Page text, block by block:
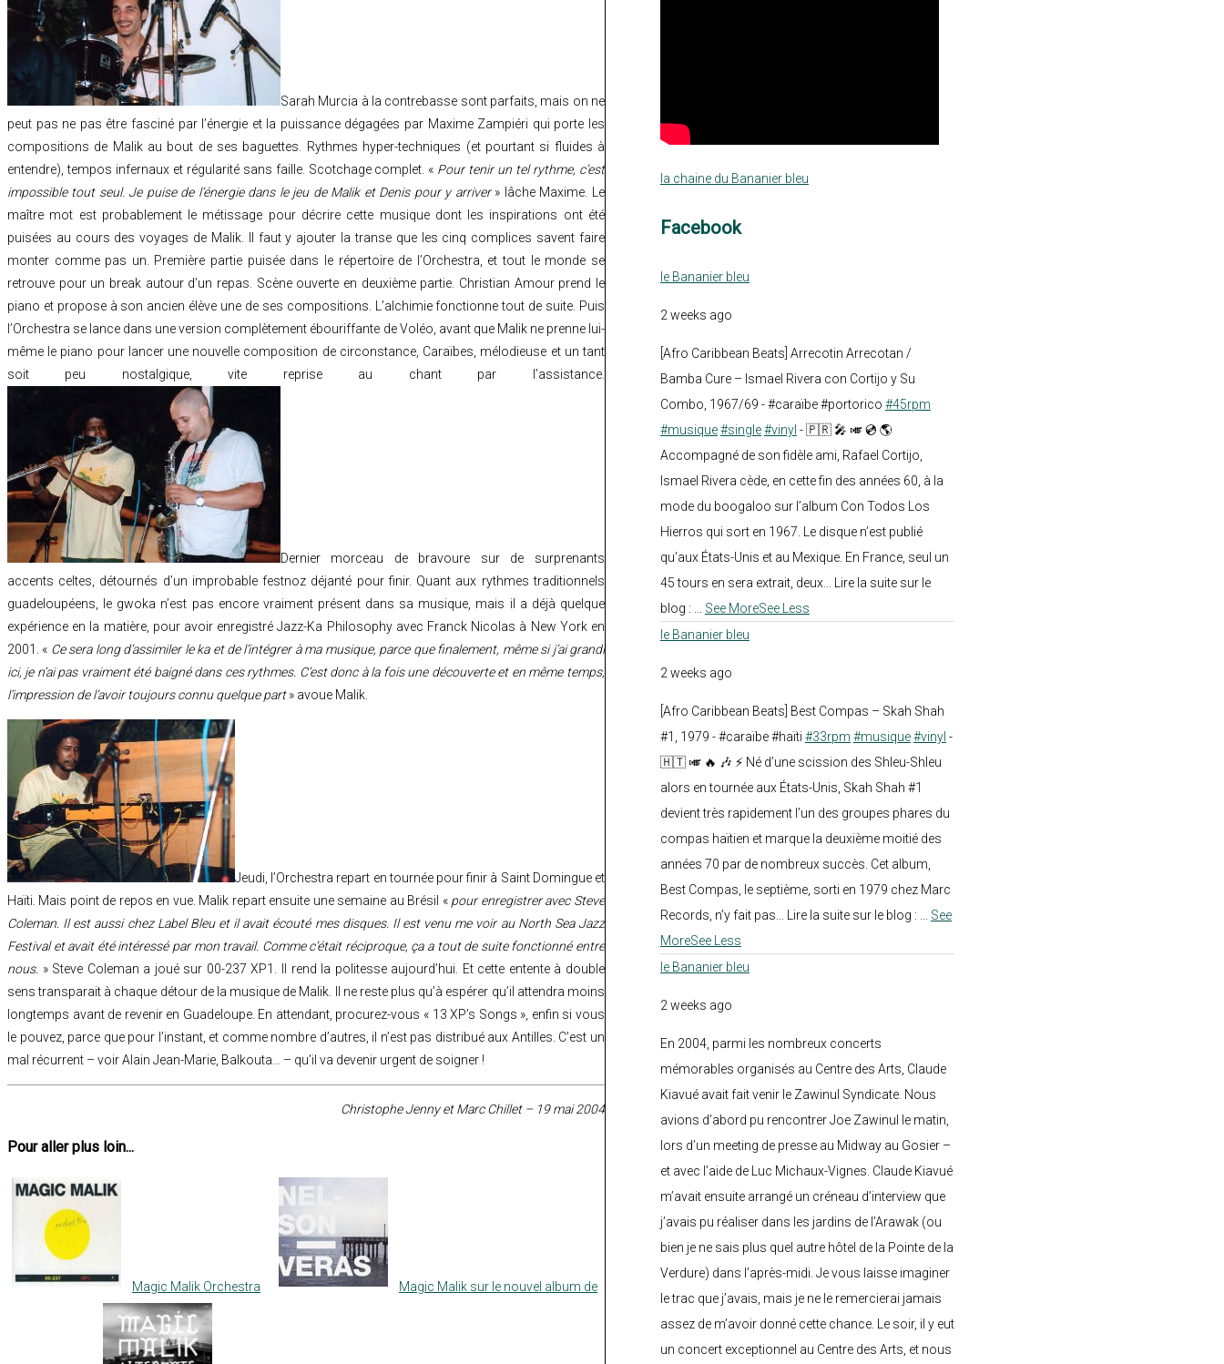
Sarah Murcia à la contrebasse sont parfaits, mais on ne
peut pas ne pas être fasciné par l’énergie et la puissance dégagées par Maxime Zampiéri qui porte les
compositions de Malik au bout de ses baguettes. Rythmes hyper-techniques (et pourtant si fluides à
entendre), tempos infernaux et régularité sans faille. Scotchage complet. « Pour tenir un tel rythme, c’est
impossible tout seul. Je puise de l’énergie dans le jeu de Malik et Denis pour y arriver» lâche Maxime. Le
maître mot est probablement le métissage pour décrire cette musique dont les inspirations ont été
puisées au cours des voyages de Malik. Il faut y ajouter la transe que les cinq complices savent faire
monter comme pas un. Première partie puisée dans le répertoire de l’Orchestra, et tout le monde se
retrouve pour un break autour d’un repas. Scène ouverte en deuxième partie. Christian Amour prend le
piano et propose à son ancien élève une de ses compositions. L’alchimie fonctionne tout de suite. Puis
l’Orchestra se lance dans une version complètement ébouriffante de Voléo, avant que Malik ne prenne lui-
même le piano pour lancer une nouvelle composition de circonstance, Caraïbes, mélodieuse et un tant
soit peu nostalgique, vite reprise au chant par l’assistance.
Dernier morceau de bravoure sur de surprenants
accents celtes, détournés d’un improbable festnoz déjanté pour finir. Quant aux rythmes traditionnels
guadeloupéens, le gwoka n’est pas encore vraiment présent dans sa musique, mais il a déjà quelque
expérience en la matière, pour avoir enregistré Jazz-Ka Philosophy avec Franck Nicolas à New York en
2001. « Ce sera long d’assimiler le ka et de l’intégrer à ma musique, parce que finalement, même si j’ai grandi
ici, je n’ai pas vraiment été baigné dans ces rythmes. C’est donc à la fois une découverte et en même temps,
l’impression de l’avoir toujours connu quelque part» avoue Malik.
Jeudi, l’Orchestra repart en tournée pour finir à Saint Domingue et
Haïti. Mais point de repos en vue. Malik repart ensuite une semaine au Brésil « pour enregistrer avec Steve
Coleman. Il est aussi chez Label Bleu et il avait écouté mes disques. Il est venu me voir au North Sea Jazz
Festival et avait été intéressé par mon travail. Comme c’était réciproque, ça a tout de suite fonctionné entre
nous. » Steve Coleman a joué sur 00-237 XP1. Il rend la politesse aujourd’hui. Et cette entente à double
sens transparait à chaque détour de la musique de Malik. Il ne reste plus qu’à espérer qu’il attendra moins
longtemps avant de revenir en Guadeloupe. En attendant, procurez-vous « 13 XP’s Songs », enfin si vous
le pouvez, parce que pour l’instant, et comme nombre d’autres, il n’est pas distribué aux Antilles. C’est un
mal récurrent – voir Alain Jean-Marie, Balkouta… – qu’il va devenir urgent de soigner !
Christophe Jenny et Marc Chillet – 19 mai 2004
Pour aller plus loin...
Magic Malik Orchestra Magic Malik sur le nouvel album de
la chaine du Bananier bleu
Facebook
le Bananier bleu
2 weeks ago
[Afro Caribbean Beats] Arrecotin Arrecotan /
Bamba Cure – Ismael Rivera con Cortijo y Su
Combo, 1967/69 - #caraïbe #portorico #45rpm
#musique#single#vinyl - 🇵🇷 🎤 🎺 💿 🌎
Accompagné de son fidèle ami, Rafael Cortijo,
Ismael Rivera cède, en cette fin des années 60, à la
mode du boogaloo sur l’album Con Todos Los
Hierros qui sort en 1967. Le disque n’est publié
qu’aux États-Unis et au Mexique. En France, seul un
45 tours en sera extrait, deux... Lire la suite sur le
blog :
See MoreSee Less
le Bananier bleu
2 weeks ago
[Afro Caribbean Beats] Best Compas – Skah Shah
#1, 1979 - #caraïbe #haïti #33rpm #musique#vinyl -
🇭🇹 🎺 🔥 🎶 ⚡ Né d’une scission des Shleu-Shleu
alors en tournée aux États-Unis, Skah Shah #1
devient très rapidement l’un des groupes phares du
compas haïtien et marque la deuxième moitié des
années 70 par de nombreux succès. Cet album,
Best Compas, le septième, sorti en 1979 chez Marc
Records, n’y fait pas... Lire la suite sur le blog :
See
MoreSee Less
le Bananier bleu
2 weeks ago
En 2004, parmi les nombreux concerts
mémorables organisés au Centre des Arts, Claude
Kiavué avait fait venir le Zawinul Syndicate. Nous
avions d’abord pu rencontrer Joe Zawinul le matin,
lors d’un meeting de presse au Midway au Gosier –
et avec l’aide de Luc Michaux-Vignes. Claude Kiavué
m’avait ensuite arrangé un créneau d’interview que
j’avais pu réaliser dans les jardins de l’Arawak (ou
bien je ne sais plus quel autre hôtel de la Pointe de la
Verdure) dans l’après-midi. Je vous laisse imaginer
le trac que j’avais, mais je ne le remercierai jamais
assez de m’avoir donné cette chance. Le soir, il y eut
un concert exceptionnel au Centre des Arts, et nous